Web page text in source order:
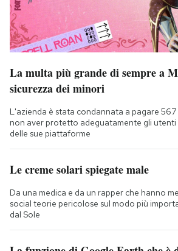
La multa più grande di sempre a
sicurezza dei minori
L'azienda è stata condannata a pagare
non aver protetto adeguatamente gli utenti
delle sue piattaforme
Le creme solari spiegate male
Da una medica e da un rapper che hanno
social teorie pericolose sul modo più
dal Sole